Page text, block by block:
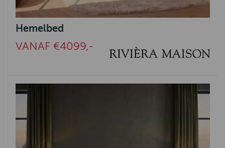
Hemelbed
VANAF €4099,-